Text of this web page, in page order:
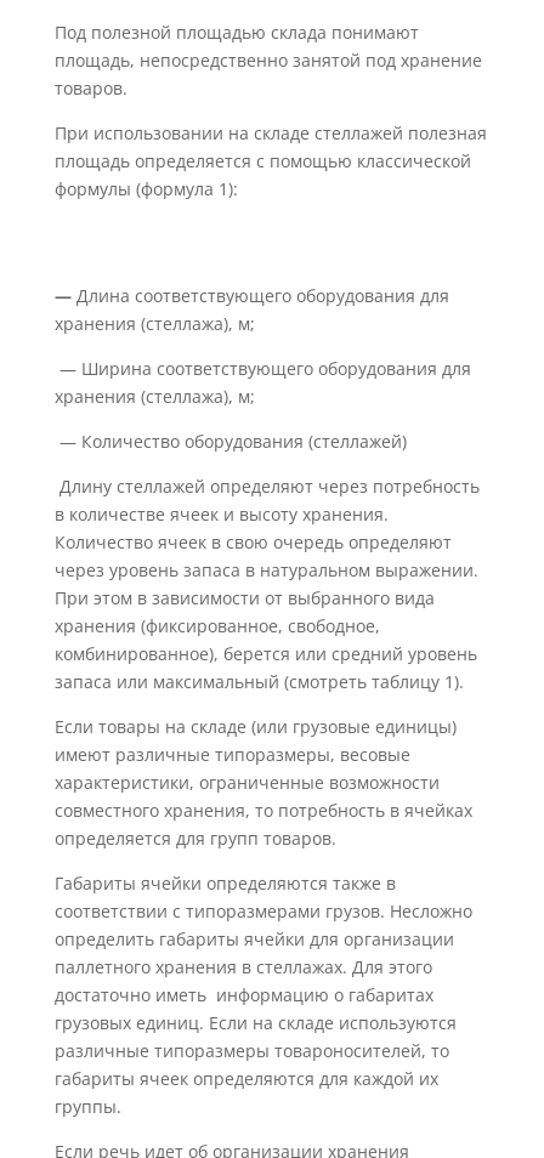
Под полезной площадью склада понимают
площадь, непосредственно занятой под хранение
товаров.
При использовании на складе стеллажей полезная
площадь определяется с помощью классической
формулы (формула 1):
— Длина соответствующего оборудования для
хранения (стеллажа), м;
— Ширина соответствующего оборудования для
хранения (стеллажа), м;
— Количество оборудования (стеллажей)
Длину стеллажей определяют через потребность
в количестве ячеек и высоту хранения.
Количество ячеек в свою очередь определяют
через уровень запаса в натуральном выражении.
При этом в зависимости от выбранного вида
хранения (фиксированное, свободное,
комбинированное), берется или средний уровень
запаса или максимальный (смотреть таблицу 1).
Если товары на складе (или грузовые единицы)
имеют различные типоразмеры, весовые
характеристики, ограниченные возможности
совместного хранения, то потребность в ячейках
определяется для групп товаров.
Габариты ячейки определяются также в
соответствии с типоразмерами грузов. Несложно
определить габариты ячейки для организации
паллетного хранения в стеллажах. Для этого
достаточно иметь информацию о габаритах
грузовых единиц. Если на складе используются
различные типоразмеры товароносителей, то
габариты ячеек определяются для каждой их
группы.
Если речь идет об организации хранения